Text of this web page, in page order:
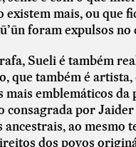
mais, ou que
foram expulsos
Sueli é também
que também é
emblemáticos
consagrada por
ao mesmo
dos povos